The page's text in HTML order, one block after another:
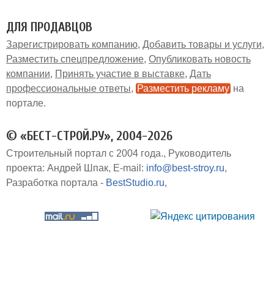
ДЛЯ ПРОДАВЦОВ
Зарегистрировать компанию Добавить товары и услуги
Разместить спецпредложение Опубликовать новость
компании
Принять участие в выставке Дать
профессиональные ответы
Разместить рекламу на
портале
© «БЕСТ-СТРОЙ.РУ», 2004-2026
Строительный портал с 2004 года.
Руководитель
проекта: Андрей Шпак E-mail: info@best-stroy.ru
Разработка портала - BestStudio.ru